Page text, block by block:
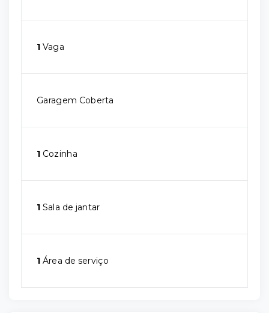
1 Vaga
Garagem Coberta
1 Cozinha
1 Sala de jantar
1 Área de serviço